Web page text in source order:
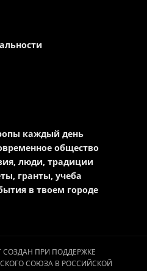
каждый день
общество
люди, традиции
гранты, учеба
в твоем городе
СОЗДАН ПРИ ПОДДЕРЖКЕ
СОЮЗА В РОССИЙСКОЙ